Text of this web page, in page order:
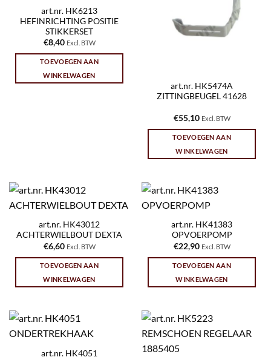
art.nr. HK6213
HEFINRICHTING POSITIE
STIKKERSET
€8,40 Excl. BTW
TOEVOEGEN AAN
WINKELWAGEN
art.nr. HK5474A
ZITTINGBEUGEL 41628
€55,10 Excl. BTW
TOEVOEGEN AAN
WINKELWAGEN
art.nr. HK43012
ACHTERWIELBOUT DEXTA
€6,60 Excl. BTW
TOEVOEGEN AAN
WINKELWAGEN
art.nr. HK41383
OPVOERPOMP
€22,90 Excl. BTW
TOEVOEGEN AAN
WINKELWAGEN
art.nr. HK4051